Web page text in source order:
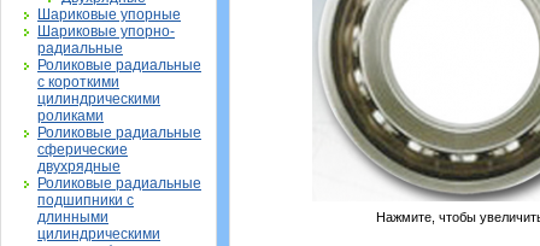
Шариковые упорные
Шариковые упорно-
радиальные
Роликовые радиальные
с короткими
цилиндрическими
роликами
Роликовые радиальные
сферические
двухрядные
Роликовые радиальные
подшипники с
длинными
цилиндрическими
Нажмите, чтобы